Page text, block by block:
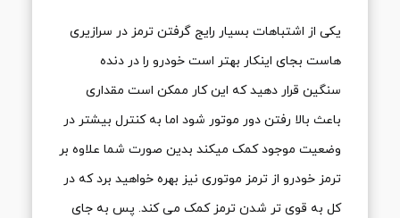
یکی از اشتباهات بسیار رایج گرفتن ترمز در سرازیری
هاست بجای اینکار بهتر است خودرو را در دنده
سنگین قرار دهید که این کار ممکن است مقداری
باعث بالا رفتن دور موتور شود اما به کنترل بیشتر در
وضعیت موجود کمک میکند بدین صورت شما علاوه بر
ترمز خودرو از ترمز موتوری نیز بهره خواهید برد که در
کل به قوی تر شدن ترمز کمک می کند. پس به جای